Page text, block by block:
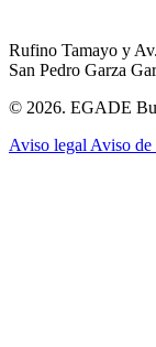
Rufino Tamayo y
San Pedro Garza
© 2026. EGADE
Aviso legal Aviso de